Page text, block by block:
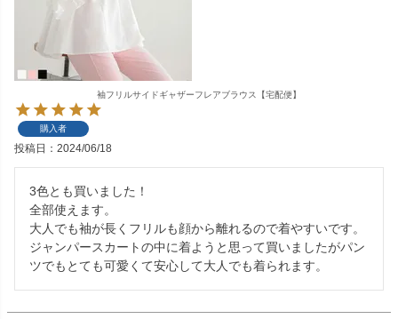
袖フリルサイドギャザーフレアブラウス【宅配便】
購入者
投稿日 2024/06/18
3色とも買いました！
全部使えます。
大人でも袖が長くフリルも顔から離れるので着やすいです。
ジャンパースカートの中に着ようと思って買いましたがパン
ツでもとても可愛くて安心して大人でも着られます。